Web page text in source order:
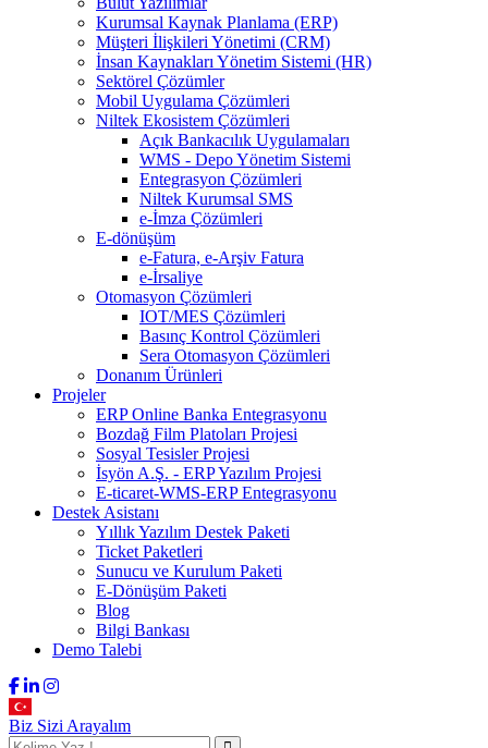
Kurumsal Kaynak Planlama (ERP)
Müşteri İlişkileri Yönetimi (CRM)
İnsan Kaynakları Yönetim Sistemi (HR)
Sektörel Çözümler
Mobil Uygulama Çözümleri
Niltek Ekosistem Çözümleri
Açık Bankacılık Uygulamaları
WMS - Depo Yönetim Sistemi
Entegrasyon Çözümleri
Niltek Kurumsal SMS
e-İmza Çözümleri
E-dönüşüm
e-Fatura, e-Arşiv Fatura
e-İrsaliye
Otomasyon Çözümleri
IOT/MES Çözümleri
Basınç Kontrol Çözümleri
Sera Otomasyon Çözümleri
Donanım Ürünleri
Projeler
ERP Online Banka Entegrasyonu
Bozdağ Film Platoları Projesi
Sosyal Tesisler Projesi
İsyön A.Ş. - ERP Yazılım Projesi
E-ticaret-WMS-ERP Entegrasyonu
Destek Asistanı
Yıllık Yazılım Destek Paketi
Ticket Paketleri
Sunucu ve Kurulum Paketi
E-Dönüşüm Paketi
Blog
Bilgi Bankası
Demo Talebi
Biz Sizi Arayalım